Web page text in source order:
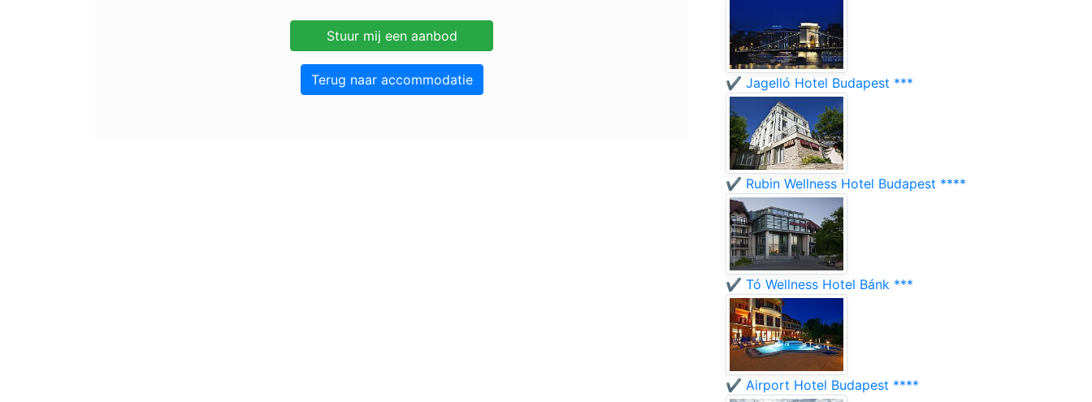
Terug naar accommodatie ✔️ Jagelló Hotel Budapest ***
✔️ Rubin Wellness Hotel Budapest ****
✔️ Tó Wellness Hotel Bánk ***
✔️ Airport Hotel Budapest ****